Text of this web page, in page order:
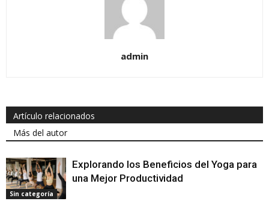
admin
Artículo relacionados
Más del autor
Sin categoría
Explorando los Beneficios del Yoga para
una Mejor Productividad